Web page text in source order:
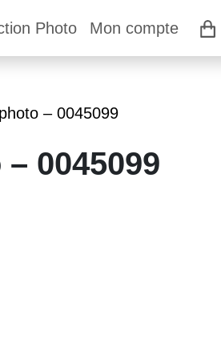
Photo Mon compte
– 0045099
0045099